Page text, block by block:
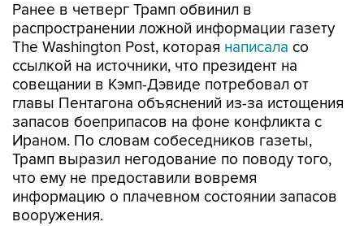
Ранее в четверг Трамп обвинил в
распространении ложной информации газету
The Washington Post, которая написала со
ссылкой на источники, что президент на
совещании в Кэмп-Дэвиде потребовал от
главы Пентагона объяснений из-за истощения
запасов боеприпасов на фоне конфликта с
Ираном. По словам собеседников газеты,
Трамп выразил негодование по поводу того,
что ему не предоставили вовремя
информацию о плачевном состоянии запасов
вооружения.